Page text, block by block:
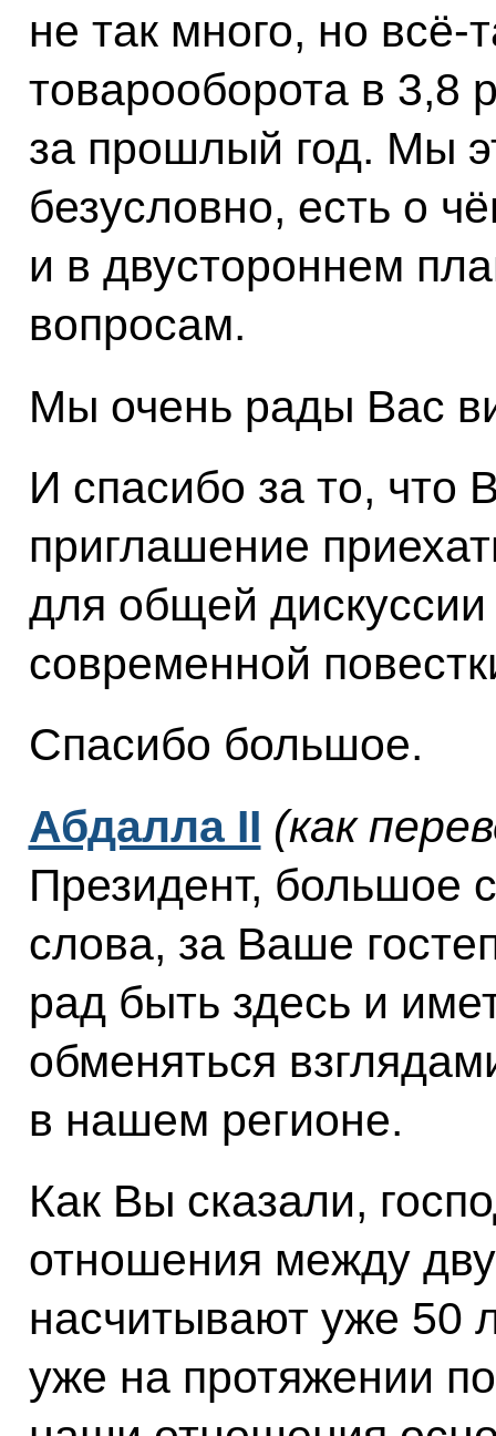
не так много, но
товарооборота в 3,8
за прошлый год. Мы
безусловно, есть о
и в двустороннем
вопросам.
Мы очень рады Вас
И спасибо за то, что
приглашение
для общей
современной
Спасибо большое.
Абдалла II (как
Президент, большое
слова, за Ваше
рад быть здесь и
обменяться
в нашем регионе.
Как Вы сказали,
отношения между
насчитывают уже 50
уже на протяжении